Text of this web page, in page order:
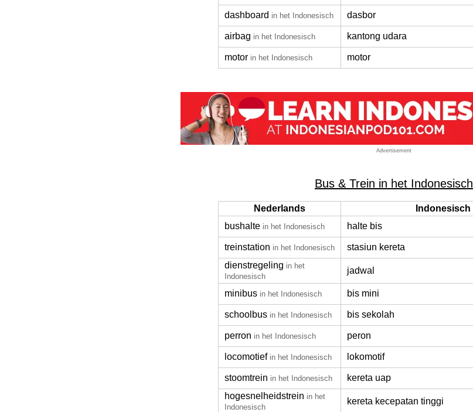
dashboard in het Indonesisch dasbor
airbag in het Indonesisch kantong udara
motor in het Indonesisch motor
Advertisement
Bus & Trein in het Indonesisch
Nederlands
Indonesisch
bushalte in het Indonesisch halte bis
treinstation in het Indonesisch
stasiun kereta
dienstregeling in het
Indonesisch
jadwal
minibus in het Indonesisch bis mini
schoolbus in het Indonesisch bis sekolah
perron in het Indonesisch peron
locomotief in het Indonesisch lokomotif
stoomtrein in het Indonesisch
kereta uap
hogesnelheidstrein in het
Indonesisch
kereta kecepatan tinggi